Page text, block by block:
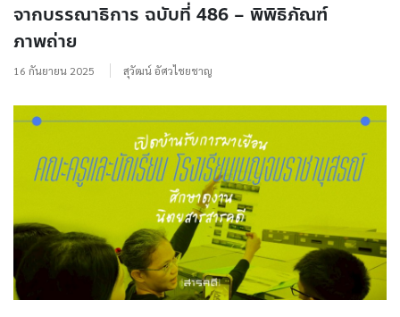
จากบรรณาธิการ ฉบับที่ 486 – พิพิธิภัณฑ์
ภาพถ่าย
16 กันยายน 2025 สุวัฒน์ อัศวไชยชาญ